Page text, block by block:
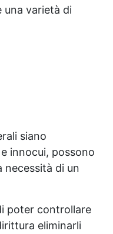
una varietà di
siano
innocui, possono
necessità di un
poter controllare
eliminarli